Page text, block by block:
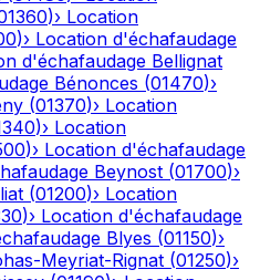
)› Location
)› Location d'échafaudage
d'échafaudage Bellignat
Bénonces (01470)›
(01370)› Location
)› Location
)› Location d'échafaudage
Beynost (01700)›
(01200)› Location
)› Location d'échafaudage
Blyes (01150)›
Meyriat-Rignat (01250)›